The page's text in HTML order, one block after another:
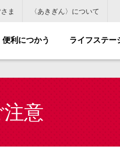
便利につかう ライフステー
ま 〈あきぎん〉について
意